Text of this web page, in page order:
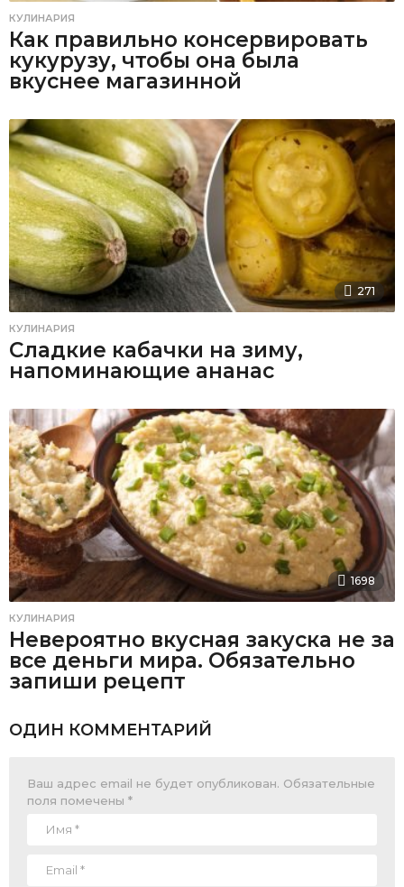
КУЛИНАРИЯ
Как правильно консервировать
кукурузу, чтобы она была
вкуснее магазинной
271
КУЛИНАРИЯ
Сладкие кабачки на зиму,
напоминающие ананас
1698
КУЛИНАРИЯ
Невероятно вкусная закуска не за
все деньги мира. Обязательно
запиши рецепт
ОДИН КОММЕНТАРИЙ
Ваш адрес email не будет опубликован. Обязательные
поля помечены *